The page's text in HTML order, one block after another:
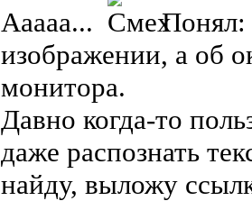
Ааааа...
Понял:
изображении, а об
монитора.
Давно когда-то
даже распознать
найду, выложу